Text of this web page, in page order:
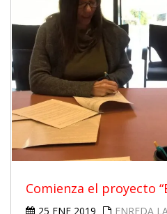
Comienza el proyecto
25 ENE 2019 ENREDA